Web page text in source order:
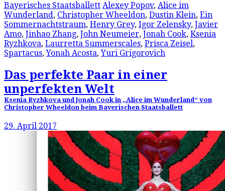
Bayerisches Staatsballett Alexey Popov, Alice im
Wunderland, Christopher Wheeldon, Dustin Klein, Ein
Sommernachtstraum, Henry Grey, Igor Zelensky, Javier
Amo, Jinhao Zhang, John Neumeier, Jonah Cook, Ksenia
Ryzhkova, Laurretta Summerscales, Prisca Zeisel,
Spartacus,Yonah Acosta,Yuri Grigorovich
Das perfekte Paar in einer
unperfekten Welt
Ksenia Ryzhkova und Jonah Cook in „Alice im Wunderland“ von
Christopher Wheeldon beim Bayerischen Staatsballett
29. April 2017